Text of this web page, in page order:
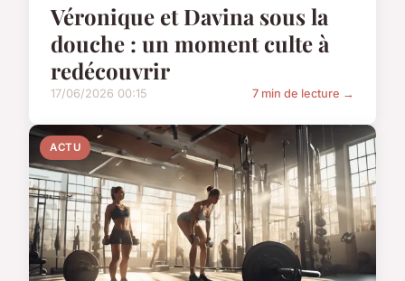
Véronique et Davina sous la
douche : un moment culte à
redécouvrir
17/06/2026 00:15 7 min de lecture →
ACTU